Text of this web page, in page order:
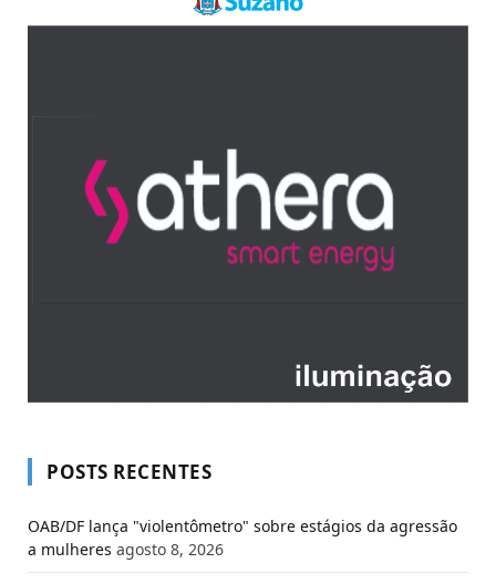
POSTS RECENTES
OAB/DF lança "violentômetro" sobre estágios da agressão
a mulheres agosto 8, 2026